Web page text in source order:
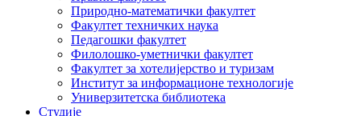
Природно-математички факултет
Факултет техничких наука
Педагошки факултет
Филолошко-уметнички факултет
Факултет за хотелијерство и туризам
Институт за информационе технологије
Универзитетска библиотека
Студије